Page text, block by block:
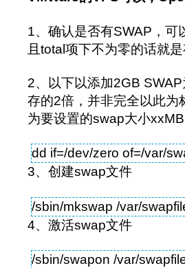
1、确认是否有SWAP，可
且total项下不为零的话就
2、以下以添加2GB
存的2倍，并非完全以此
为要设置的swap大小xxMB
dd if=/dev/zero of=/var/
3、创建swap文件
/sbin/mkswap /var/
4、激活swap文件
/sbin/swapon /var/